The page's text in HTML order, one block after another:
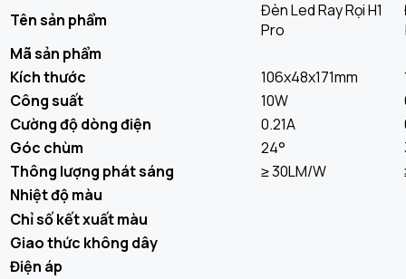
Tên sản phẩm
Đèn Led Ray Rọi H1
Pro
Mã sản phẩm
Kích thước
106x48x171mm
Công suất
10W
Cường độ dòng điện
0.21A
Góc chùm
24°
Thông lượng phát sáng
≥ 30LM/W
Nhiệt độ màu
Chỉ số kết xuất màu
Giao thức không dây
Điện áp